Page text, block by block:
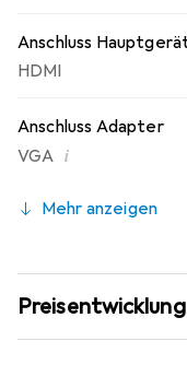
Anschluss
HDMI
Anschluss Adapter
VGA i
Mehr anzeigen
Preisentwicklung